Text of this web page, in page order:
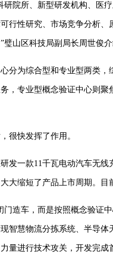
研院所、新型研发机构、医
行性研究、市场竞争分析
山区科技局副局长周世俊介
分为综合型和专业型两类
，专业型概念验证中心则聚
很快发挥了作用。
发一款11千瓦电动汽车无
大缩短了产品上市周期。目
门造车，而是按照概念验证
智慧物流分拣系统、半导
量进行技术攻关，开发完成